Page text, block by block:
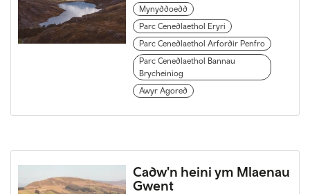
Mynyddoedd
Parc Cenedlaethol Eryri
Parc Cenedlaethol Arfordir Penfro
Parc Cenedlaethol Bannau
Brycheiniog
Awyr Agored
Cadw'n heini ym Mlaenau
Gwent